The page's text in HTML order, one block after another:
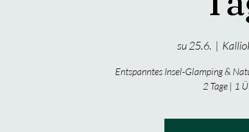
su 25.6.
  |
Entspanntes Insel-Glamping &
2 Tage | 1